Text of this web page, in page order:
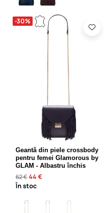
-30%
Geantă din piele crossbody
pentru femei Glamorous by
GLAM - Albastru închis
62 €44 €
În stoc